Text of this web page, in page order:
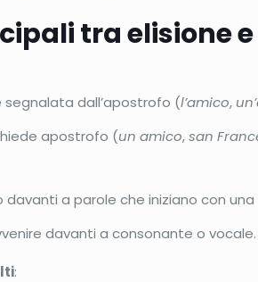
tra elisione
segnalata dall’apostrofo (l’amico,
apostrofo (un amico,san
davanti a parole che iniziano con una
davanti a consonante o vocale.
: